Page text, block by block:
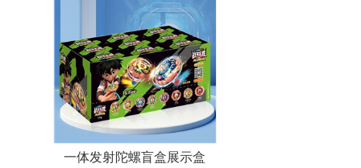
一体发射陀螺盲盒展示盒